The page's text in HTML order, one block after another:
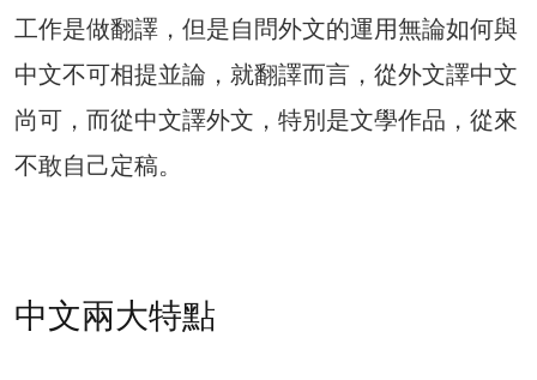
工作是做翻譯，但是自問外文的運用無論如何與
中文不可相提並論，就翻譯而言，從外文譯中文
尚可，而從中文譯外文，特別是文學作品，從來
不敢自己定稿。
中文兩大特點